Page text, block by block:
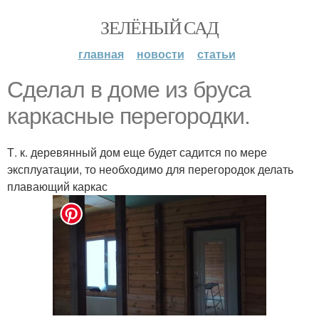
ЗЕЛЁНЫЙ САД
главная новости статьи
Сделал в доме из бруса
каркасные перегородки.
Т. к. деревянный дом еще будет садится по мере
эксплуатации, то необходимо для перегородок делать
плавающий каркас